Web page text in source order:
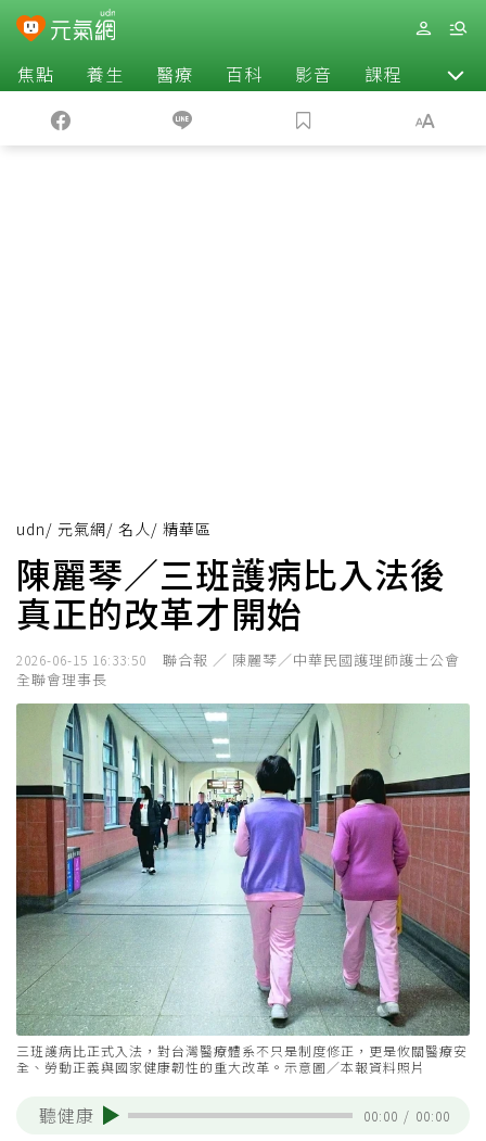
焦點 養生 醫療 百科 影音 課程 退休
udn/ 元氣網/ 名人/ 精華區
陳麗琴／三班護病比入法後
真正的改革才開始
2026-06-15 16:33:50
聯合報 ／ 陳麗琴／中華民國護理師護士公會
全聯會理事長
三班護病比正式入法，對台灣醫療體系不只是制度修正，更是攸關醫療安
全、勞動正義與國家健康韌性的重大改革。示意圖／本報資料照片
聽健康 00:00 / 00:00